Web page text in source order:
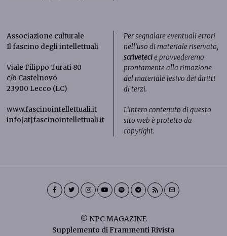
Associazione culturale
Il fascino degli intellettuali
Viale Filippo Turati 80
c/o Castelnovo
23900 Lecco (LC)
www.fascinointellettuali.it
info[at]fascinointellettuali.it
Per segnalare eventuali errori
nell’uso di materiale riservato,
scrivetecie provvederemo
prontamente alla rimozione
del materiale lesivo dei diritti
di terzi.
L’intero contenuto di questo
sito web è protetto da
copyright.
© NPC MAGAZINE
Supplemento di Frammenti Rivista